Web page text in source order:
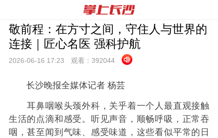
敬前程：在方寸之间，守住人与世界的
连接｜匠心名医 强科护航
2026-06-16 17:23 观看： 392044
长沙晚报全媒体记者 杨芸
耳鼻咽喉头颈外科，关乎着一个人最直观接触
生活的点滴和感受。听见声音，顺畅呼吸，正常吞
咽，甚至闻到气味、感受味道，这些看似平常的日